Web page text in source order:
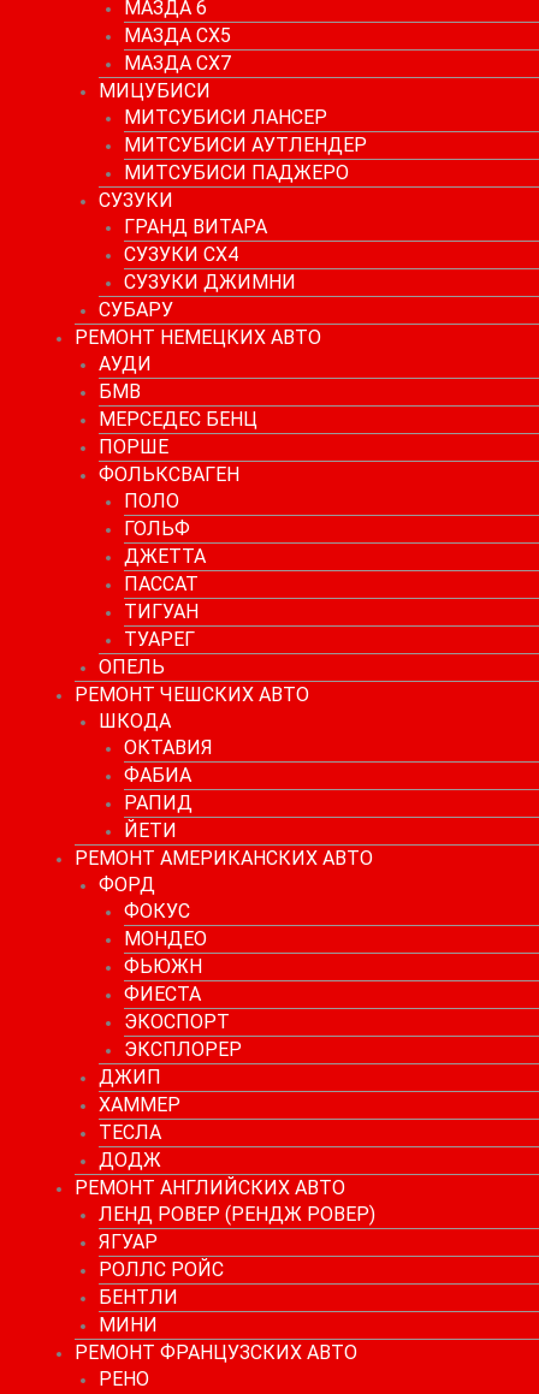
МАЗДА 6
МАЗДА СХ5
МАЗДА СХ7
МИЦУБИСИ
МИТСУБИСИ ЛАНСЕР
МИТСУБИСИ АУТЛЕНДЕР
МИТСУБИСИ ПАДЖЕРО
СУЗУКИ
ГРАНД ВИТАРА
СУЗУКИ СХ4
СУЗУКИ ДЖИМНИ
СУБАРУ
РЕМОНТ НЕМЕЦКИХ АВТО
АУДИ
БМВ
МЕРСЕДЕС БЕНЦ
ПОРШЕ
ФОЛЬКСВАГЕН
ПОЛО
ГОЛЬФ
ДЖЕТТА
ПАССАТ
ТИГУАН
ТУАРЕГ
ОПЕЛЬ
РЕМОНТ ЧЕШСКИХ АВТО
ШКОДА
ОКТАВИЯ
ФАБИА
РАПИД
ЙЕТИ
РЕМОНТ АМЕРИКАНСКИХ АВТО
ФОРД
ФОКУС
МОНДЕО
ФЬЮЖН
ФИЕСТА
ЭКОСПОРТ
ЭКСПЛОРЕР
ДЖИП
ХАММЕР
ТЕСЛА
ДОДЖ
РЕМОНТ АНГЛИЙСКИХ АВТО
ЛЕНД РОВЕР (РЕНДЖ РОВЕР)
ЯГУАР
РОЛЛС РОЙС
БЕНТЛИ
МИНИ
РЕМОНТ ФРАНЦУЗСКИХ АВТО
РЕНО